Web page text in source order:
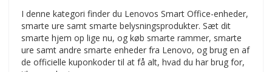
I denne kategori finder du Lenovos Smart Office-enheder,
smarte ure samt smarte belysningsprodukter. Sæt dit
smarte hjem op lige nu, og køb smarte rammer, smarte
ure samt andre smarte enheder fra Lenovo, og brug en af
de officielle kuponkoder til at få alt, hvad du har brug for,